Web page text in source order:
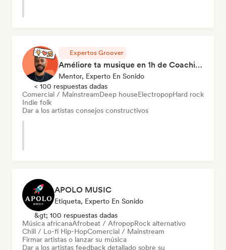
Expertos Groover
Améliore ta musique en 1h de Coaching
Mentor, Experto En Sonido
< 100 respuestas dadas
Comercial / MainstreamDeep houseElectropopHard rock
Indie folk
Dar a los artistas consejos constructivos
APOLO MUSIC
Etiqueta, Experto En Sonido
&gt; 100 respuestas dadas
Música africanaAfrobeat / AfropopRock alternativo
Chill / Lo-fi Hip-HopComercial / Mainstream
Firmar artistas o lanzar su música
Dar a los artistas feedback detallado sobre su